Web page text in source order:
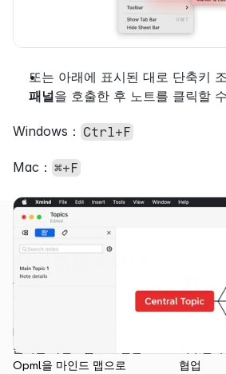
또는 아래에 표시된 대로 단축키
패널을 호출한 후 노트를 클릭할
Windows： Ctrl+F
Mac： ⌘+F
제품
문서를 마인드맵으로 변환
Opml을 마인드 맵으로
개요
프로젝트
협업